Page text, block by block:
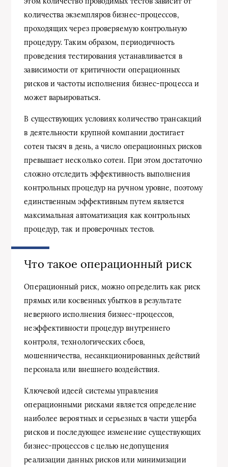
количества экземпляров бизнес-процессов,
проходящих через проверяемую контрольную
процедуру. Таким образом, периодичность
проведения тестирования устанавливается в
зависимости от критичности операционных
рисков и частоты исполнения бизнес-процесса и
может варьироваться.
В существующих условиях количество трансакций
в деятельности крупной компании достигает
сотен тысяч в день, а число операционных рисков
превышает несколько сотен. При этом достаточно
сложно отследить эффективность выполнения
контрольных процедур на ручном уровне, поэтому
единственным эффективным путем является
максимальная автоматизация как контрольных
процедур, так и проверочных тестов.
Что такое операционный риск
Операционный риск, можно определить как риск
прямых или косвенных убытков в результате
неверного исполнения бизнес-процессов,
неэффективности процедур внутреннего
контроля, технологических сбоев,
мошенничества, несанкционированных действий
персонала или внешнего воздействия.
Ключевой идеей системы управления
операционными рисками является определение
наиболее вероятных и серьезных в части ущерба
рисков и последующее изменение существующих
бизнес-процессов с целью недопущения
реализации данных рисков или минимизации